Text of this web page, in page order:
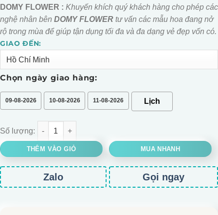
DOMY FLOWER : Khuyến khích quý khách hàng cho phép các
nghệ nhân bên DOMY FLOWER tư vấn các mẫu hoa đang nở
rộ trong mùa để giúp tận dụng tối đa và đa dạng vẻ đẹp vốn có.
GIAO ĐẾN:
Chọn ngày giao hàng:
09-08-2026 10-08-2026 11-08-2026
BÓ GẤU BÔNG LABUBU NGỘ KHÔNG số lượng
THÊM VÀO GIỎ MUA NHANH
Alternative:
Zalo Gọi ngay